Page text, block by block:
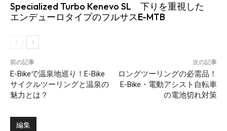
Specialized Turbo Kenevo SL 下りを重視した
エンデューロタイプのフルサスE-MTB
前の記事
E-Bikeで温泉地巡り！E-Bike
サイクルツーリングと温泉の
魅力とは？
次の記事
ロングツーリングの必需品！
E-Bike・電動アシスト自転車
の電池切れ対策
編集